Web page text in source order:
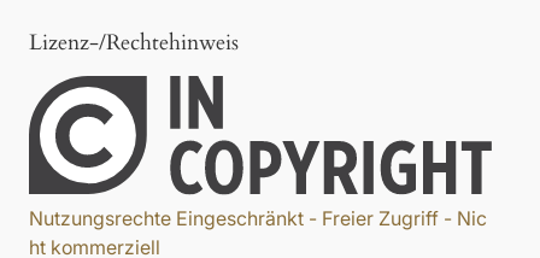
Lizenz-/Rechtehinweis
Nutzungsrechte Eingeschränkt - Freier Zugriff - Nic
ht kommerziell